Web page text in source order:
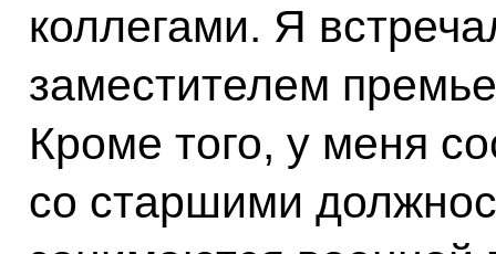
коллегами. Я
заместителем
Кроме того, у меня
со старшими